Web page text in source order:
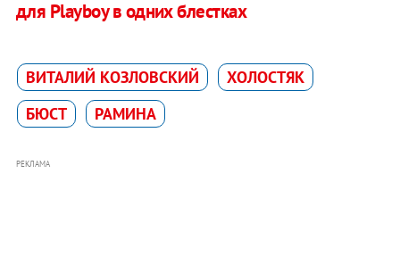
для Playboy в одних блестках
ВИТАЛИЙ КОЗЛОВСКИЙ
ХОЛОСТЯК
БЮСТ
РАМИНА
РЕКЛАМА